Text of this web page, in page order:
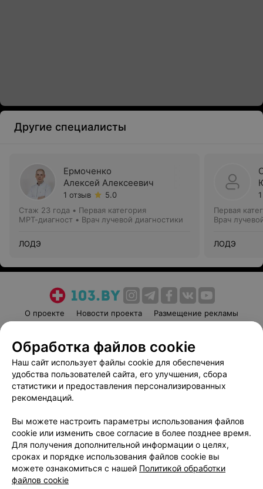
Другие специалисты
Ермоченко
Алексей Алексеевич
1 отзыв
5.0
Стаж 23 года • Первая категория
МРТ-диагност • Врач лучевой диагностики
ЛОДЭ
Первая
Врач
ЛОДЭ
О проекте Новости проекта
Размещение рекламы
Пользовательское соглашение
Способы оплаты
Вакансии
Партнеры
Написать руководителю 103.by
Обработка персональных данных
Обработка файлов cookie
Наш сайт использует файлы cookie для обеспечения
удобства пользователей сайта, его улучшения, сбора
статистики и предоставления персонализированных
рекомендаций.
Вы можете настроить параметры использования файлов
cookie или изменить свое согласие в более позднее время.
Для получения дополнительной информации о целях,
сроках и порядке использования файлов cookie вы
можете ознакомиться с нашей Политикой обработки
файлов cookie